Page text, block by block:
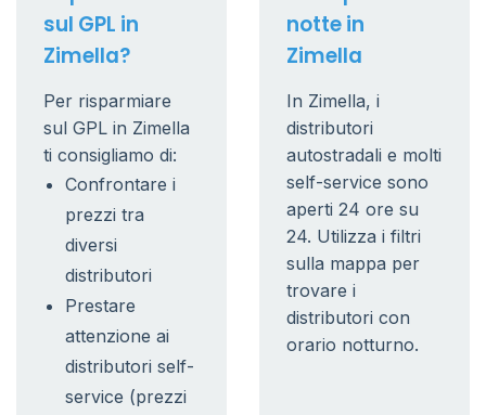
sul GPL in
Zimella?
Per risparmiare
sul GPL in Zimella
ti consigliamo di:
Confrontare i
prezzi tra
diversi
distributori
Prestare
attenzione ai
distributori self-
service (prezzi
notte in
Zimella
In Zimella, i
distributori
autostradali e molti
self-service sono
aperti 24 ore su
24. Utilizza i filtri
sulla mappa per
trovare i
distributori con
orario notturno.